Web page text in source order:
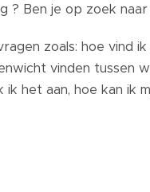
? Ben je op zoek
zoals: hoe vind
vinden tussen
het aan, hoe kan ik